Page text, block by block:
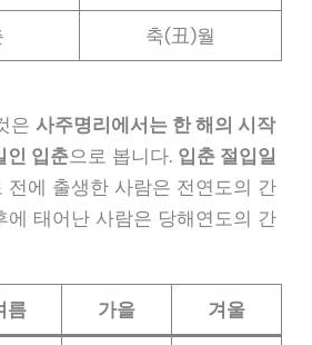
축(丑)월
은사주명리에서는 한 해의 시작
인 입춘으로 봅니다. 입춘 절입일
전에 출생한 사람은 전연도의 간
에 태어난 사람은 당해연도의 간
름 가을 겨울